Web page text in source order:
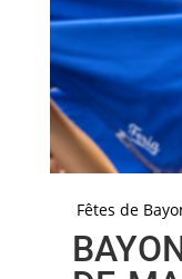
Fêtes de